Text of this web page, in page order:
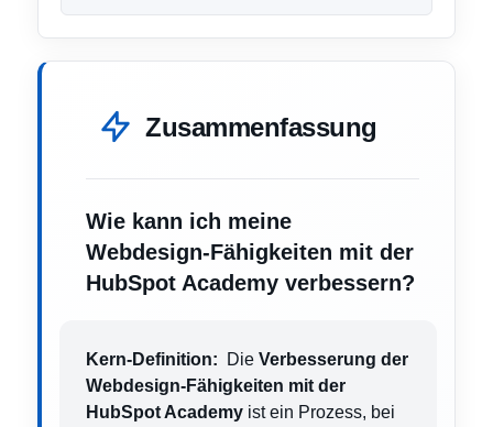
Zusammenfassung
Wie kann ich meine
Webdesign-Fähigkeiten mit der
HubSpot Academy verbessern?
Kern-Definition: Die Verbesserung der
Webdesign-Fähigkeiten mit der
HubSpot Academy ist ein Prozess, bei